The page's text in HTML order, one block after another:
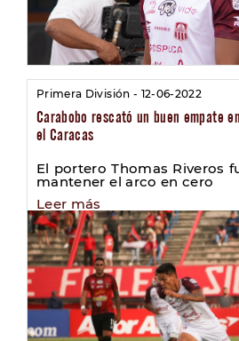
Primera División - 12-06-2022
Carabobo rescató un buen empate
el Caracas
El portero Thomas Riveros
mantener el arco en cero
Leer más